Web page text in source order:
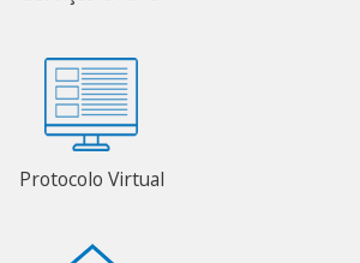
Protocolo Virtual